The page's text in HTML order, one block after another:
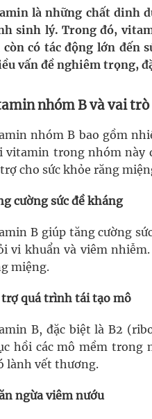
khỏe Nhân dân
cắt tóc, Đông Tây
không được thu thêm tiền
thận: Nguy hiểm vì tiến triển
Công: Khi việc học bắt
hoạt động kinh doanh dược
là những chất dinh
sinh lý. Trong đó,
còn có tác động lớn đến
vấn đề nghiêm trọng,
nhóm B và vai trò
nhóm B bao gồm
vitamin trong nhóm này
cho sức khỏe răng
cường sức đề kháng
B giúp tăng cường
vi khuẩn và viêm
miệng.
trợ quá trình tái tạo mô
B, đặc biệt là B2
hồi các mô mềm trong
lành vết thương.
ngừa viêm nướu